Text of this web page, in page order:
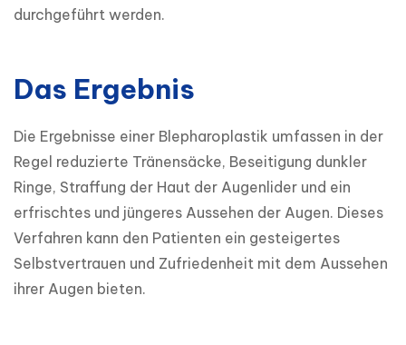
durchgeführt werden.
Das Ergebnis
Die Ergebnisse einer Blepharoplastik umfassen in der
Regel reduzierte Tränensäcke, Beseitigung dunkler
Ringe, Straffung der Haut der Augenlider und ein
erfrischtes und jüngeres Aussehen der Augen. Dieses
Verfahren kann den Patienten ein gesteigertes
Selbstvertrauen und Zufriedenheit mit dem Aussehen
ihrer Augen bieten.